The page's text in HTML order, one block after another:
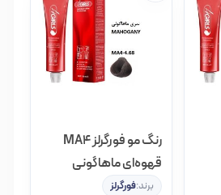
رنگ مو فورگرلز MA4
قهوه‌ای ماهاگونی
متوسط
برند:فورگرلز